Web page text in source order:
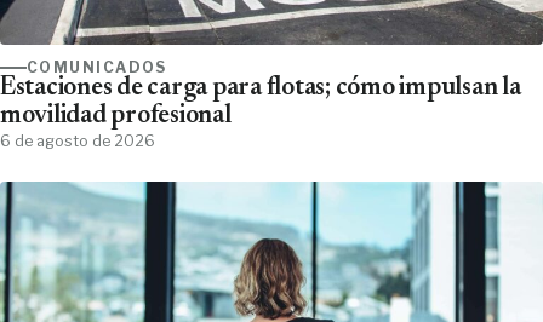
COMUNICADOS
Estaciones de carga para flotas; cómo impulsan la
movilidad profesional
6 de agosto de 2026